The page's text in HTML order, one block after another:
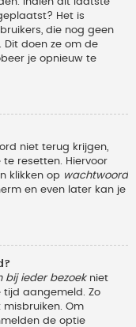
Het is
die nog geen
doen ze om de
je opnieuw te
niet terug krijgen,
resetten. Hiervoor
klikken op wachtwoord
en even later kan je
bij ieder bezoekniet
aangemeld. Zo
Om
de optie